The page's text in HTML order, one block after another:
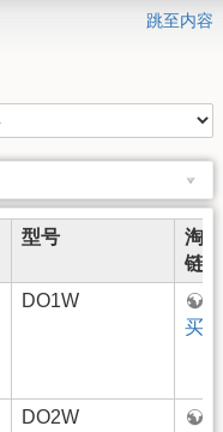
跳至内容
型号
淘宝
链接
DO1W
买
DO2W